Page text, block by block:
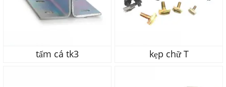
tấm cá tk3 kẹp chữ T